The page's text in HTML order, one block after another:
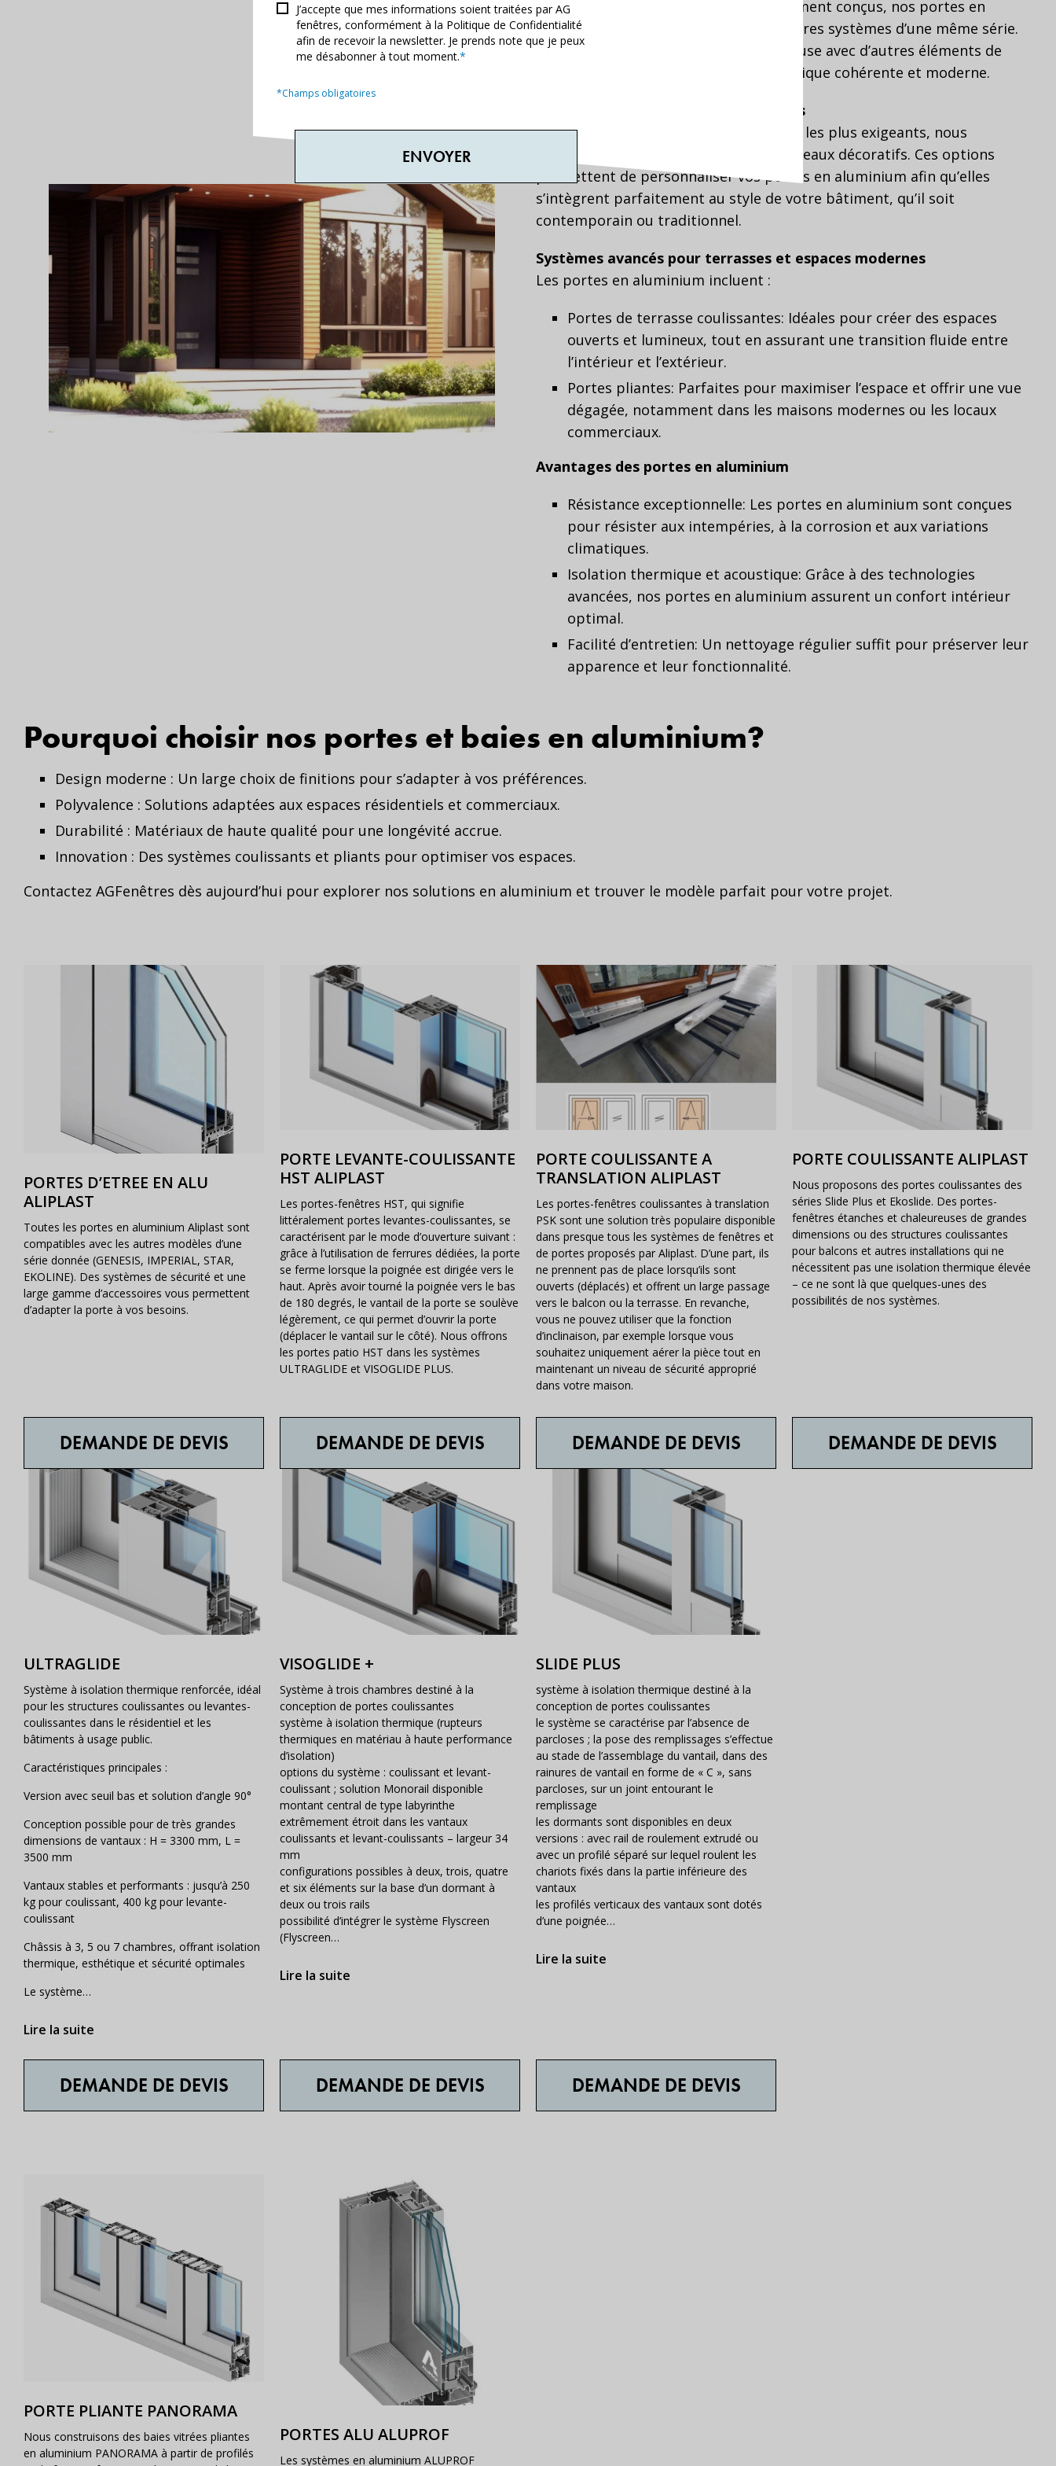
Grâce à des profils adaptatifs spécialement conçus, nos portes en
aluminium sont compatibles avec d’autres systèmes d’une même série.
Cela permet une intégration harmonieuse avec d’autres éléments de
menuiserie aluminium pour une esthétique cohérente et moderne.
Large gamme de panneaux décoratifs
Pour répondre aux attentes des clients les plus exigeants, nous
proposons une vaste sélection de panneaux décoratifs. Ces options
permettent de personnaliser vos portes en aluminium afin qu’elles
s’intègrent parfaitement au style de votre bâtiment, qu’il soit
contemporain ou traditionnel.
Systèmes avancés pour terrasses et espaces modernes
Les portes en aluminium incluent :
Portes de terrasse coulissantes: Idéales pour créer des espaces
ouverts et lumineux, tout en assurant une transition fluide entre
l’intérieur et l’extérieur.
Portes pliantes: Parfaites pour maximiser l’espace et offrir une vue
dégagée, notamment dans les maisons modernes ou les locaux
commerciaux.
Avantages des portes en aluminium
Résistance exceptionnelle: Les portes en aluminium sont conçues
pour résister aux intempéries, à la corrosion et aux variations
climatiques.
Isolation thermique et acoustique: Grâce à des technologies
avancées, nos portes en aluminium assurent un confort intérieur
optimal.
Facilité d’entretien: Un nettoyage régulier suffit pour préserver leur
apparence et leur fonctionnalité.
Pourquoi choisir nos portes et baies en aluminium?
Design moderne : Un large choix de finitions pour s’adapter à vos préférences.
Polyvalence : Solutions adaptées aux espaces résidentiels et commerciaux.
Durabilité : Matériaux de haute qualité pour une longévité accrue.
Innovation : Des systèmes coulissants et pliants pour optimiser vos espaces.
Contactez AGFenêtres dès aujourd’hui pour explorer nos solutions en aluminium et trouver le modèle parfait pour votre projet.
PORTES D’ETREE EN ALU
ALIPLAST
Toutes les portes en aluminium Aliplast sont
compatibles avec les autres modèles d’une
série donnée (GENESIS, IMPERIAL, STAR,
EKOLINE). Des systèmes de sécurité et une
large gamme d’accessoires vous permettent
d’adapter la porte à vos besoins.
DEMANDE DE DEVIS
PORTE LEVANTE-COULISSANTE
HST ALIPLAST
Les portes-fenêtres HST, qui signifie
littéralement portes levantes-coulissantes, se
caractérisent par le mode d’ouverture suivant :
grâce à l’utilisation de ferrures dédiées, la porte
se ferme lorsque la poignée est dirigée vers le
haut. Après avoir tourné la poignée vers le bas
de 180 degrés, le vantail de la porte se soulève
légèrement, ce qui permet d’ouvrir la porte
(déplacer le vantail sur le côté). Nous offrons
les portes patio HST dans les systèmes
ULTRAGLIDE et VISOGLIDE PLUS.
DEMANDE DE DEVIS
PORTE COULISSANTE A
TRANSLATION ALIPLAST
Les portes-fenêtres coulissantes à translation
PSK sont une solution très populaire disponible
dans presque tous les systèmes de fenêtres et
de portes proposés par Aliplast. D’une part, ils
ne prennent pas de place lorsqu’ils sont
ouverts (déplacés) et offrent un large passage
vers le balcon ou la terrasse. En revanche,
vous ne pouvez utiliser que la fonction
d’inclinaison, par exemple lorsque vous
souhaitez uniquement aérer la pièce tout en
maintenant un niveau de sécurité approprié
dans votre maison.
DEMANDE DE DEVIS
PORTE COULISSANTE ALIPLAST
Nous proposons des portes coulissantes des
séries Slide Plus et Ekoslide. Des portes-
fenêtres étanches et chaleureuses de grandes
dimensions ou des structures coulissantes
pour balcons et autres installations qui ne
nécessitent pas une isolation thermique élevée
– ce ne sont là que quelques-unes des
possibilités de nos systèmes.
DEMANDE DE DEVIS
ULTRAGLIDE
Système à isolation thermique renforcée, idéal
pour les structures coulissantes ou levantes-
coulissantes dans le résidentiel et les
bâtiments à usage public.
Caractéristiques principales :
Version avec seuil bas et solution d’angle 90°
Conception possible pour de très grandes
dimensions de vantaux : H = 3300 mm, L =
3500 mm
Vantaux stables et performants : jusqu’à 250
kg pour coulissant, 400 kg pour levante-
coulissant
Châssis à 3, 5 ou 7 chambres, offrant isolation
thermique, esthétique et sécurité optimales
Le système…
Lire la suite
DEMANDE DE DEVIS
VISOGLIDE +
Système à trois chambres destiné à la
conception de portes coulissantes
système à isolation thermique (rupteurs
thermiques en matériau à haute performance
d’isolation)
options du système : coulissant et levant-
coulissant ; solution Monorail disponible
montant central de type labyrinthe
extrêmement étroit dans les vantaux
coulissants et levant-coulissants – largeur 34
mm
configurations possibles à deux, trois, quatre
et six éléments sur la base d’un dormant à
deux ou trois rails
possibilité d’intégrer le système Flyscreen
(Flyscreen…
Lire la suite
DEMANDE DE DEVIS
SLIDE PLUS
système à isolation thermique destiné à la
conception de portes coulissantes
le système se caractérise par l’absence de
parcloses ; la pose des remplissages s’effectue
au stade de l’assemblage du vantail, dans des
rainures de vantail en forme de « C », sans
parcloses, sur un joint entourant le
remplissage
les dormants sont disponibles en deux
versions : avec rail de roulement extrudé ou
avec un profilé séparé sur lequel roulent les
chariots fixés dans la partie inférieure des
vantaux
les profilés verticaux des vantaux sont dotés
d’une poignée…
Lire la suite
DEMANDE DE DEVIS
PORTE PLIANTE PANORAMA
Nous construisons des baies vitrées pliantes
en aluminium PANORAMA à partir de profilés
PORTES ALU ALUPROF
Les systèmes en aluminium ALUPROF
J’accepte que mes informations soient traitées par AG
fenêtres, conformément à la Politique de Confidentialité
afin de recevoir la newsletter. Je prends note que je peux
me désabonner à tout moment.*
*Champs obligatoires